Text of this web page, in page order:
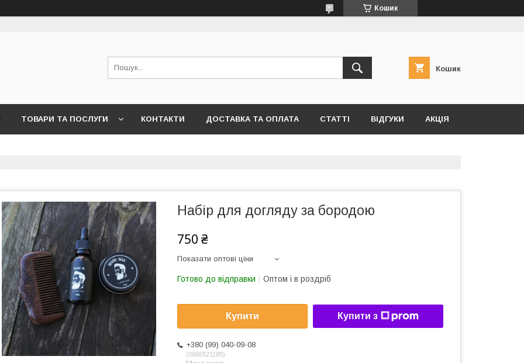
Кошик
Кошик
ТОВАРИ ТА ПОСЛУГИ КОНТАКТИ ДОСТАВКА ТА ОПЛАТА СТАТТІ ВІДГУКИ АКЦІЯ
Набір для догляду за бородою
750 ₴
Показати оптові ціни
Готово до відправки Оптом і в роздріб
Купити Купити з
+380 (99) 040-09-08
0665521185